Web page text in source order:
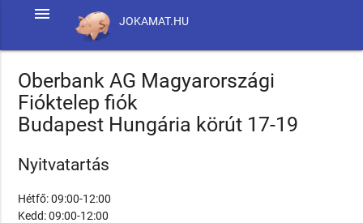
JOKAMAT.HU
menu
Oberbank AG Magyarországi
Fióktelep fiók
Budapest Hungária körút 17-19
Nyitvatartás
Hétfő: 09:00-12:00
Kedd: 09:00-12:00